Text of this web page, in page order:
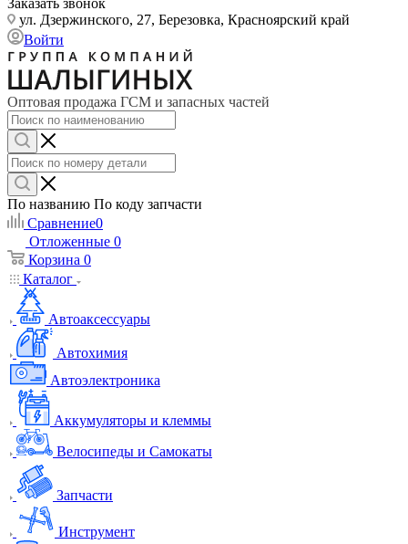
Заказать звонок
ул. Дзержинского, 27, Березовка, Красноярский край
Войти
Оптовая продажа ГСМ и запасных частей
По названию По коду запчасти
Сравнение0
Отложенные 0
Корзина 0
Каталог
Автоаксессуары
Автохимия
Автоэлектроника
Аккумуляторы и клеммы
Велосипеды и Самокаты
Запчасти
Инструмент